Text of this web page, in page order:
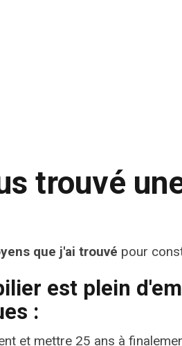
trouvé
que j'ai trouvé pour
est plein
:
et mettre 25 ans à